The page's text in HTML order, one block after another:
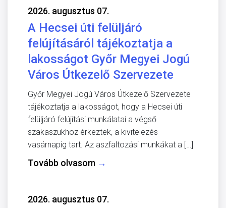
2026. augusztus 07.
A Hecsei úti felüljáró
felújításáról tájékoztatja a
lakosságot Győr Megyei Jogú
Város Útkezelő Szervezete
Győr Megyei Jogú Város Útkezelő Szervezete
tájékoztatja a lakosságot, hogy a Hecsei úti
felüljáró felújítási munkálatai a végső
szakaszukhoz érkeztek, a kivitelezés
vasárnapig tart. Az aszfaltozási munkákat a […]
Tovább olvasom →
2026. augusztus 07.